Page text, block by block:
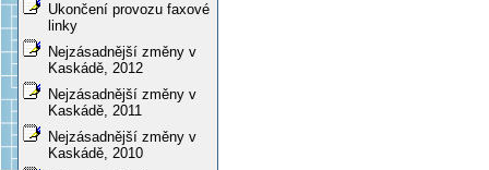
Ukončení provozu faxové
linky
Nejzásadnější změny v
Kaskádě, 2012
Nejzásadnější změny v
Kaskádě, 2011
Nejzásadnější změny v
Kaskádě, 2010